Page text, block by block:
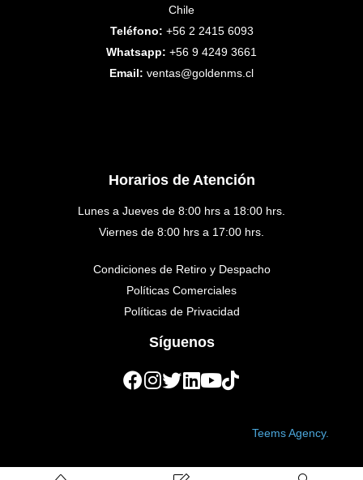
Chile
Teléfono: +56 2 2415 6093
Whatsapp: +56 9 4249 3661
Email: ventas@goldenms.cl
Horarios de Atención
Lunes a Jueves de 8:00 hrs a 18:00 hrs.
Viernes de 8:00 hrs a 17:00 hrs.
Condiciones de Retiro y Despacho
Políticas Comerciales
Políticas de Privacidad
Síguenos
Teems Agency.